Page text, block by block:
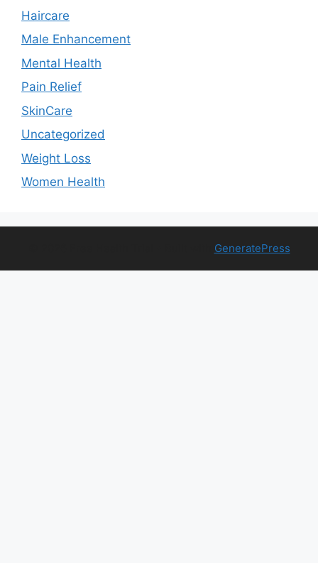
Haircare
Male Enhancement
Mental Health
Pain Relief
SkinCare
Uncategorized
Weight Loss
Women Health
GeneratePress